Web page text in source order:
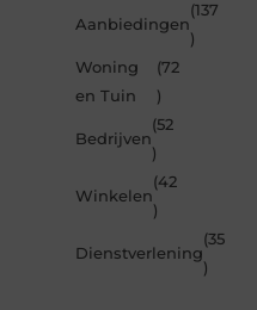
Aanbiedingen
(137
)
Woning
en Tuin
(72
)
Bedrijven
(52
)
Winkelen
(42
)
Dienstverlening
(35
)